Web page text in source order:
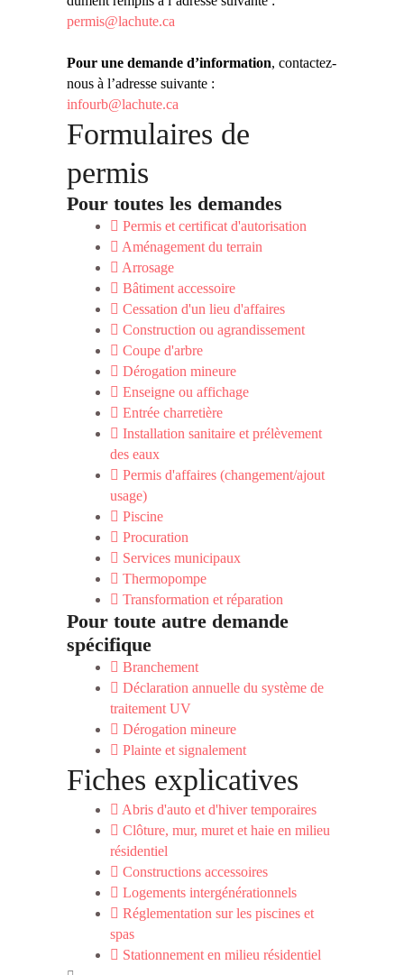
permis@lachute.ca
Pour une demande d’information, contactez-
nous à l’adresse suivante :
infourb@lachute.ca
Formulaires de
permis
Pour toutes les demandes
Permis et certificat d'autorisation
Aménagement du terrain
Arrosage
Bâtiment accessoire
Cessation d'un lieu d'affaires
Construction ou agrandissement
Coupe d'arbre
Dérogation mineure
Enseigne ou affichage
Entrée charretière
Installation sanitaire et prélèvement
des eaux
Permis d'affaires (changement/ajout
usage)
Piscine
Procuration
Services municipaux
Thermopompe
Transformation et réparation
Pour toute autre demande
spécifique
Branchement
Déclaration annuelle du système de
traitement UV
Dérogation mineure
Plainte et signalement
Fiches explicatives
Abris d'auto et d'hiver temporaires
Clôture, mur, muret et haie en milieu
résidentiel
Constructions accessoires
Logements intergénérationnels
Réglementation sur les piscines et
spas
Stationnement en milieu résidentiel